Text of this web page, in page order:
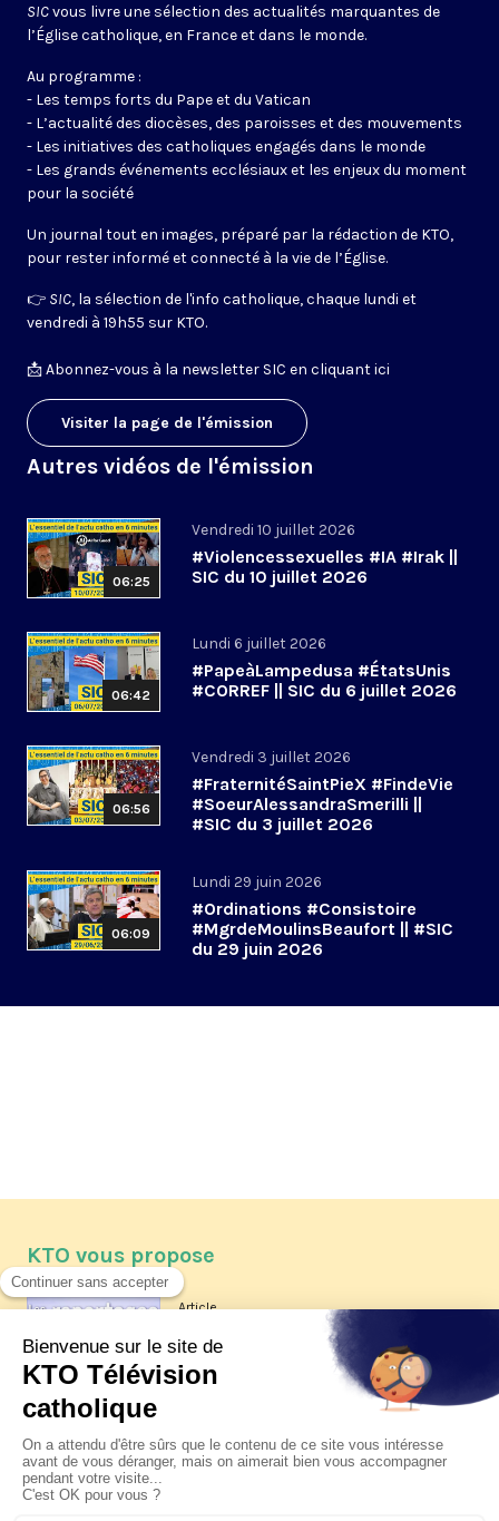
SICvous livre une sélection des actualités marquantes de
l’Église catholique, en France et dans le monde.
Au programme :
- Les temps forts du Pape et du Vatican
- L’actualité des diocèses, des paroisses et des mouvements
- Les initiatives des catholiques engagés dans le monde
- Les grands événements ecclésiaux et les enjeux du moment
pour la société
Un journal tout en images, préparé par la rédaction de KTO,
pour rester informé et connecté à la vie de l’Église.
👉 SIC, la sélection de l'info catholique, chaque lundi et
vendredi à 19h55 sur KTO.
📩Abonnez-vous à la newsletter SIC en cliquant ici
Visiter la page de l'émission
Autres vidéos de l'émission
06:25
Vendredi 10 juillet 2026
#Violencessexuelles #IA #Irak ||
SIC du 10 juillet 2026
06:42
Lundi 6 juillet 2026
#PapeàLampedusa #ÉtatsUnis
#CORREF || SIC du 6 juillet 2026
06:56
Vendredi 3 juillet 2026
#FraternitéSaintPieX #FindeVie
#SoeurAlessandraSmerilli ||
#SIC du 3 juillet 2026
06:09
Lundi 29 juin 2026
#Ordinations #Consistoire
#MgrdeMoulinsBeaufort || #SIC
du 29 juin 2026
KTO vous propose
Article
Les reportages d'été 2026 de KTO
La visite pastorale du pape Léon
XIV à Assise à suivre sur KTO le
jeudi 6 août